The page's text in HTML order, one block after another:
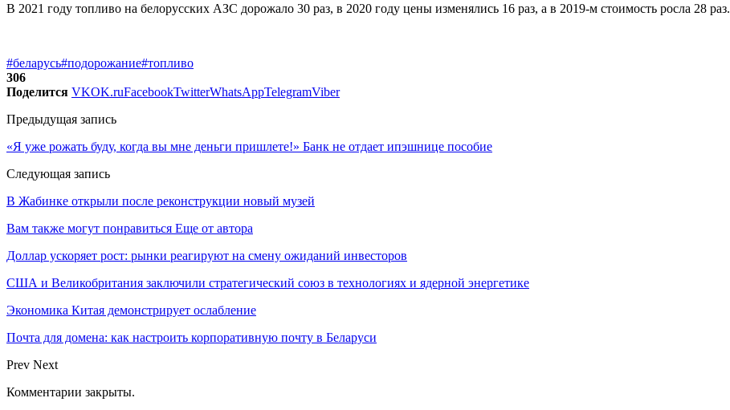
В 2021 году топливо на белорусских АЗС дорожало 30 раз, в 2020 году цены изменялись 16 раз, а в 2019-м стоимость росла 28 раз.
#беларусь#подорожание#топливо
306
Поделится VKOK.ruFacebookTwitterWhatsAppTelegramViber
Предыдущая запись
«Я уже рожать буду, когда вы мне деньги пришлете!» Банк не отдает ипэшнице пособие
Следующая запись
В Жабинке открыли после реконструкции новый музей
Вам также могут понравиться Еще от автора
Доллар ускоряет рост: рынки реагируют на смену ожиданий инвесторов
США и Великобритания заключили стратегический союз в технологиях и ядерной энергетике
Экономика Китая демонстрирует ослабление
Почта для домена: как настроить корпоративную почту в Беларуси
Prev Next
Комментарии закрыты.